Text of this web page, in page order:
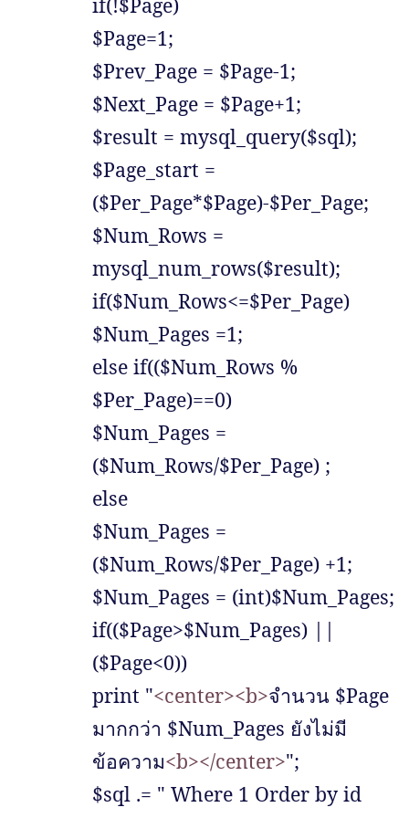
$Page=1;
$Prev_Page = $Page-1;
$Next_Page = $Page+1;
$result = mysql_query($sql);
$Page_start =
($Per_Page*$Page)-$Per_Page;
$Num_Rows =
mysql_num_rows($result);
if($Num_Rows<=$Per_Page)
$Num_Pages =1;
else if(($Num_Rows %
$Per_Page)==0)
$Num_Pages =
($Num_Rows/$Per_Page) ;
else
$Num_Pages =
($Num_Rows/$Per_Page) +1;
$Num_Pages = (int)$Num_Pages;
if(($Page>$Num_Pages) ||
($Page<0))
print "<center><b>จำนวน $Page
มากกว่า $Num_Pages ยังไม่มี
ข้อความ<b></center>";
$sql .= " Where 1 Order by id